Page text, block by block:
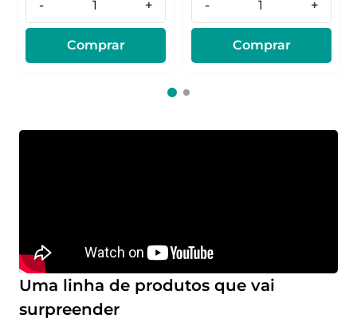
- +
Comprar
- +
Comprar
Uma linha de produtos que vai
surpreender